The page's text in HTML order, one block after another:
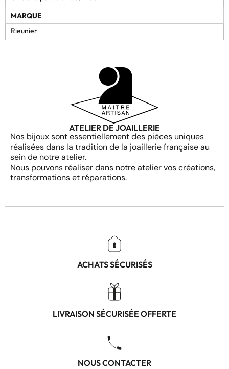
MARQUE
Rieunier
ATELIER DE JOAILLERIE
Nos bijoux sont essentiellement des pièces uniques
réalisées dans la tradition de la joaillerie française au
sein de notre atelier.
Nous pouvons réaliser dans notre atelier vos créations,
transformations et réparations.
ACHATS SÉCURISÉS
LIVRAISON SÉCURISÉE OFFERTE
NOUS CONTACTER